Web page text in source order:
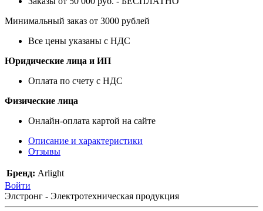
Минимальный заказ от 3000 рублей
Все цены указаны с НДС
Юридические лица и ИП
Оплата по счету с НДС
Физические лица
Онлайн-оплата картой на сайте
Описание и характеристики
Отзывы
Бренд: Arlight
Войти
Элстронг - Электротехническая продукция